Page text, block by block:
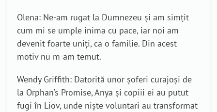
Olena: Ne-am rugat la Dumnezeu și am simțit
cum mi se umple inima cu pace, iar noi am
devenit foarte uniți, ca o familie. Din acest
motiv nu m-am temut.
Wendy Griffith: Datorită unor șoferi curajoși de
la Orphan’s Promise, Anya și copiii ei au putut
fugi în Liov, unde niște voluntari au transformat